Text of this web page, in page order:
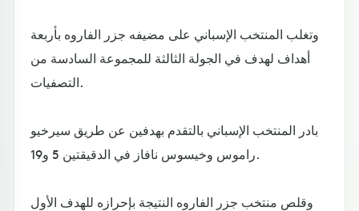
وتغلب المنتخب الإسباني على مضيفه جزر الفاروه بأربعة
أهداف لهدف في الجولة الثالثة للمجموعة السادسة من
التصفيات.
بادر المنتخب الإسباني بالتقدم بهدفين عن طريق سيرخيو
راموس وخيسوس نافاز في الدقيقتين 5 و19.
وقلص منتخب جزر الفاروه النتيجة بإحرازه للهدف الأول